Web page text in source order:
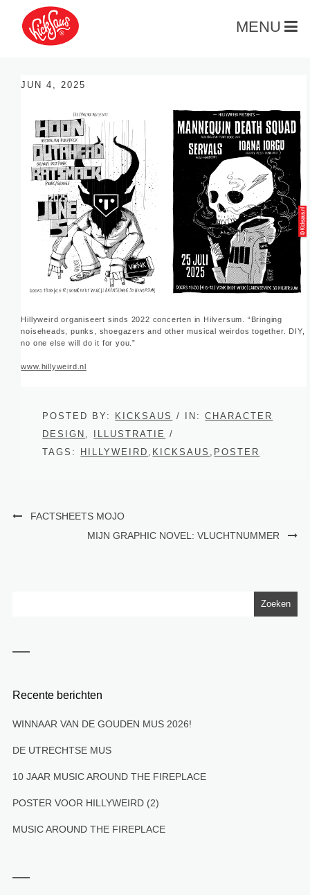
MENU
JUN 4, 2025
Hillyweird organiseert sinds 2022 concerten in Hilversum. “Bringing
noiseheads, punks, shoegazers and other musical weirdos together. DIY,
no one else will do it for you.”
www.hillyweird.nl
POSTED BY: KICKSAUS / IN:CHARACTER
DESIGN
ILLUSTRATIE /
TAGS:
HILLYWEIRD KICKSAUS POSTER
FACTSHEETS MOJO
MIJN GRAPHIC NOVEL: VLUCHTNUMMER
Recente berichten
WINNAAR VAN DE GOUDEN MUS 2026!
DE UTRECHTSE MUS
10 JAAR MUSIC AROUND THE FIREPLACE
POSTER VOOR HILLYWEIRD (2)
MUSIC AROUND THE FIREPLACE